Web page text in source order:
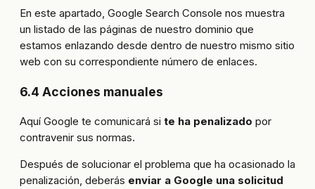
En este apartado, Google Search Console nos muestra
un listado de las páginas de nuestro dominio que
estamos enlazando desde dentro de nuestro mismo sitio
web con su correspondiente número de enlaces.
6.4 Acciones manuales
Aquí Google te comunicará si te ha penalizado por
contravenir sus normas.
Después de solucionar el problema que ha ocasionado la
penalización, deberás enviar a Google una solicitud